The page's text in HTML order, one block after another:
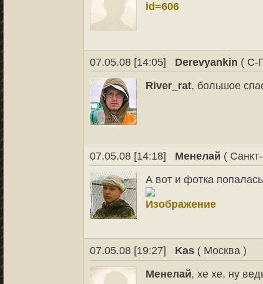
id=606
07.05.08 [14:05] Derevyankin ( С-
River_rat, большое
07.05.08 [14:18] Менелай (
А вот и фотка
07.05.08 [19:27] Kas ( Москва )
Менелай, хе хе, ну